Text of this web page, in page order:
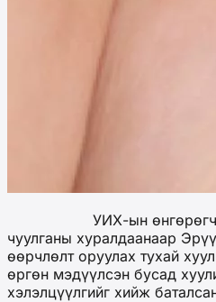
УИХ-ын өнгөрөгч
чуулганы хуралдаанаар
өөрчлөлт оруулах тухай
өргөн мэдүүлсэн бусад
хэлэлцүүлгийг хийж